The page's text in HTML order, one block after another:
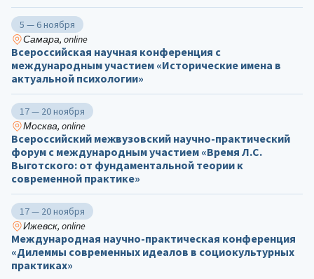
5 — 6 ноября
Самара, online
Всероссийская научная конференция с
международным участием «Исторические имена в
актуальной психологии»
17 — 20 ноября
Москва, online
Всероссийский межвузовский научно-практический
форум с международным участием «Время Л.С.
Выготского: от фундаментальной теории к
современной практике»
17 — 20 ноября
Ижевск, online
Международная научно-практическая конференция
«Дилеммы современных идеалов в социокультурных
практиках»